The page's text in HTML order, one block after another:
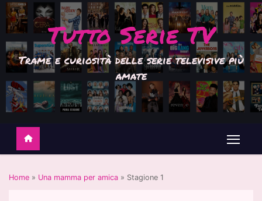
Tutto Serie TV
Trame e curiosità delle serie televisive più
amate
Home » Una mamma per amica » Stagione 1